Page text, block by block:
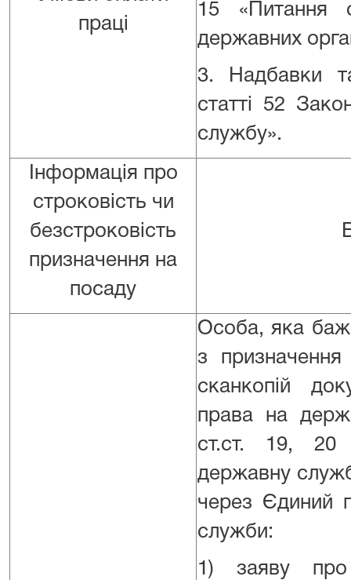
праці
15 «Питання
державних
3. Надбавки
статті 52
службу».
Інформація про
строковість чи
безстроковість
призначення на
посаду
Особа, яка
з
сканкопій
права на
ст.ст. 19,
державну
через Єдиний
служби:
1) заяву